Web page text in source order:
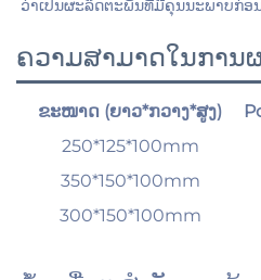
ວ່າເປັນຜະລິດຕະພັນທີ່ມີຄຸນນະພາບກ່ອ
ຄວາມສາມາດໃນການ
ຂະໜາດ (ຍາວ*ກວາງ*ສູງ)
250*125*100mm
350*150*100mm
300*150*100mm